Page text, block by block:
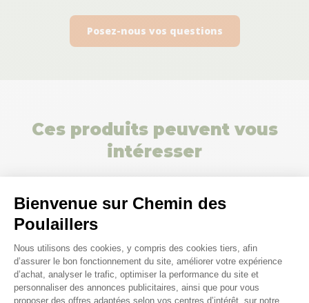
Bienvenue sur Chemin des
Poulaillers
Plateforme de Gestion du
Nous utilisons des cookies, y compris des cookies tiers, afin
d’assurer le bon fonctionnement du site, améliorer votre expérience
d’achat, analyser le trafic, optimiser la performance du site et
personnaliser des annonces publicitaires, ainsi que pour vous
proposer des offres adaptées selon vos centres d’intérêt, sur notre
Posez-nous vos questions
Ces produits peuvent vous
intéresser